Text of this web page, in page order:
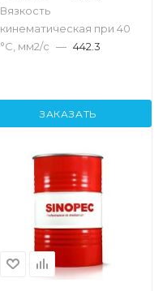
Вязкость
кинематическая при 40
°С, мм2/с — 442.3
ЗАКАЗАТЬ